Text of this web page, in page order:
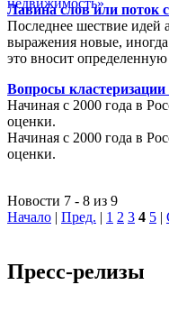
Лавина слов или поток
Последнее шествие идей
выражения новые,
это вносит
Вопросы кластеризации
Начиная с 2000 года в
оценки.
Начиная с 2000 года в
оценки.
Новости 7 - 8 из 9
Начало | Пред. | 1 2 3 4 5 |
Пресс-релизы